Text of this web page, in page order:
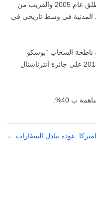
وأفاد البيان أن مشروع “بورتا نوفا” الذي انطلق عام 2005 والقريب من
المدنية في وسط تاريخي في
السحاب “بوسكو
فرتيكالي” (الغابة العمودية) الذي نال عام 2014 على جائزة أنترناشنال
عودة تبادل السفارات ←